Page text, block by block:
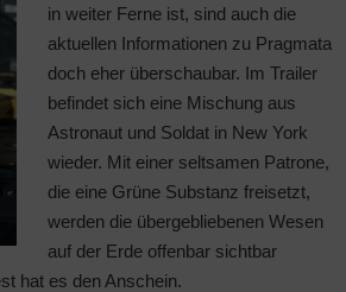
in weiter Ferne ist, sind auch die
aktuellen Informationen zu Pragmata
doch eher überschaubar. Im Trailer
befindet sich eine Mischung aus
Astronaut und Soldat in New York
wieder. Mit einer seltsamen Patrone,
die eine Grüne Substanz freisetzt,
werden die übergebliebenen Wesen
auf der Erde offenbar sichtbar
hat es den Anschein.